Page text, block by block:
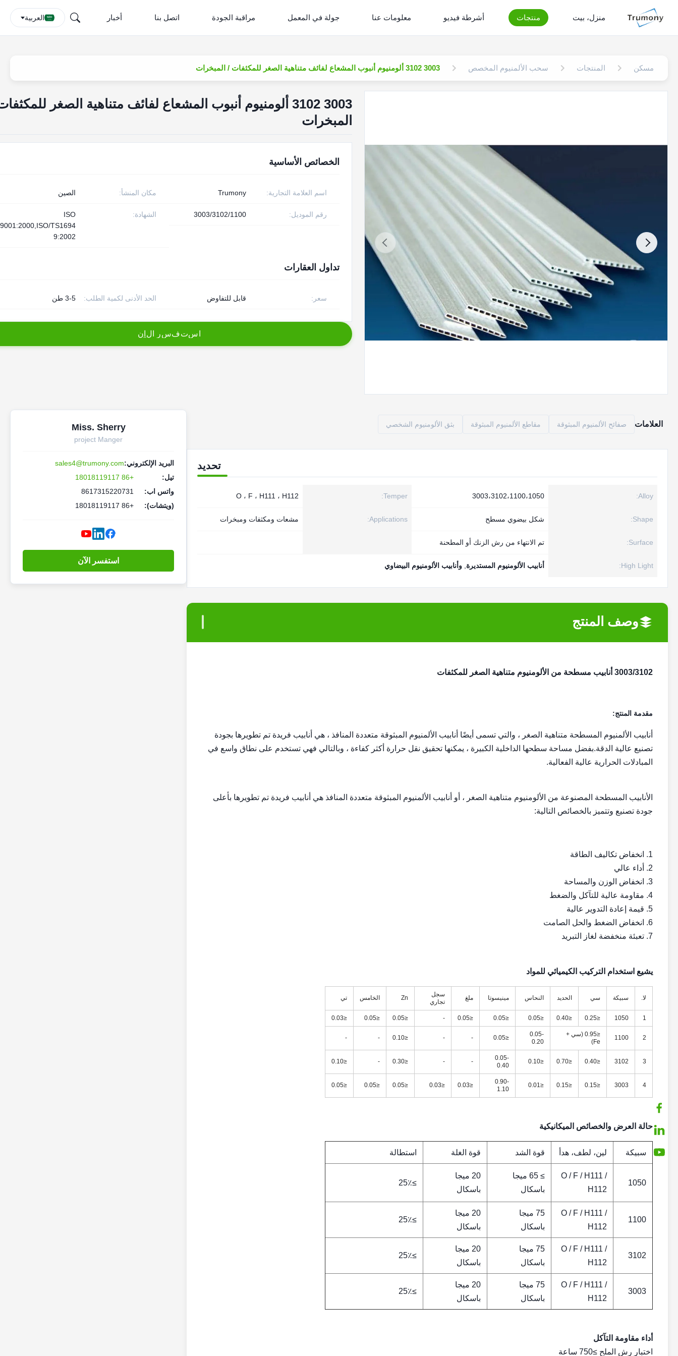
منزل، بيت منتجات أشرطة فيديو معلومات عنا جولة في المعمل مراقبة الجودة اتصل بنا أخبار العربية
مسكن المنتجات سحب الألمنيوم المخصص 3003 3102 ألومنيوم أنبوب المشعاع لفائف متناهية الصغر للمكثفات / المبخرات
3003 3102 ألومنيوم أنبوب المشعاع لفائف متناهية الصغر
المبخرات
الخصائص الأساسية
مكان المنشأ: الصين اسم العلامة التجارية: Trumony
الشهادة:
ISO
9001:2000,ISO/TS1694
9:2002
رقم الموديل: 3003/3102/1100
تداول العقارات
الحد الأدنى لكمية الطلب: 3-5 طن سعر: قابل للتفاوض
ستفسر ل ن
العلامات صفائح الألمنيوم المبثوقة مقاطع الألمنيوم المبثوقة بثق الألومنيوم الشخصي
تحديد
Alloy: 3003،3102،1100،1050 Temper: O ، F ، H111 ، H112
Shape: شكل بيضوي مسطح Applications: مشعات ومكثفات ومبخرات
Surface: تم الانتهاء من رش الزنك أو المطحنة
High Light: أنابيب الألومنيوم المستديرة وأنابيب الألومنيوم البيضاوي
وصف المنتج
3003/3102 أنابيب مسطحة من الألومنيوم متناهية الصغر للمكثفات
مقدمة المنتج:
أنابيب الألمنيوم المسطحة متناهية الصغر ، والتي تسمى أيضًا أنابيب الألمنيوم المبثوقة متعددة المنافذ ، هي أنابيب فريدة تم تطويرها بجودة
تصنيع عالية الدقة.بفضل مساحة سطحها الداخلية الكبيرة ، يمكنها تحقيق نقل حرارة أكثر كفاءة ، وبالتالي فهي تستخدم على نطاق واسع في
المبادلات الحرارية عالية الفعالية.
الأنابيب المسطحة المصنوعة من الألومنيوم متناهية الصغر ، أو أنابيب الألمنيوم المبثوقة متعددة المنافذ هي أنابيب فريدة تم تطويرها بأعلى
جودة تصنيع وتتميز بالخصائص التالية:
1. انخفاض تكاليف الطاقة
2. أداء عالي
3. انخفاض الوزن والمساحة
4. مقاومة عالية للتآكل والضغط
5. قيمة إعادة التدوير عالية
6. انخفاض الضغط والحل الصامت
7. تعبئة منخفضة لغاز التبريد
يشيع استخدام التركيب الكيميائي للمواد
لا. سبيكة سي الحديد النحاس مينيسوتا ملغ
سجل
تجاري
Zn الخامس تي
1
1050
≤0.25
≤0.40
≤0.05
≤0.05
≤0.05
-
≤0.05
≤0.05
≤0.03
2
1100
≤0.95 (سي +
Fe)
0.05-
0.20
≤0.05
-
-
≤0.10
-
-
3
3102
≤0.40
≤0.70
≤0.10
0.05-
0.40
-
-
≤0.30
-
≤0.10
4
3003
≤0.15
≤0.15
≤0.01
0.90-
1.10
≤0.03
≤0.03
≤0.05
≤0.05
≤0.05
حالة العرض والخصائص الميكانيكية
سبيكة لين، لطف، هدأ قوة الشد قوة الغلة استطالة
1050
O / F / H111 /
H112
≥ 65 ميجا
باسكال
20 ميجا
باسكال
≥25٪
1100
O / F / H111 /
H112
75 ميجا
باسكال
20 ميجا
باسكال
≥25٪
3102
O / F / H111 /
H112
75 ميجا
باسكال
20 ميجا
باسكال
≥25٪
3003
O / F / H111 /
H112
75 ميجا
باسكال
20 ميجا
باسكال
≥25٪
أداء مقاومة التآكل
اختبار رش الملح ≥750 ساعة
Miss. Sherry
project Manger
البريد الإلكتروني:sales4@trumony.com
تيل:
+86 18018119117
واتس اب:
8617315220731
(ويتشات):
+86 18018119117
استفسر الآن